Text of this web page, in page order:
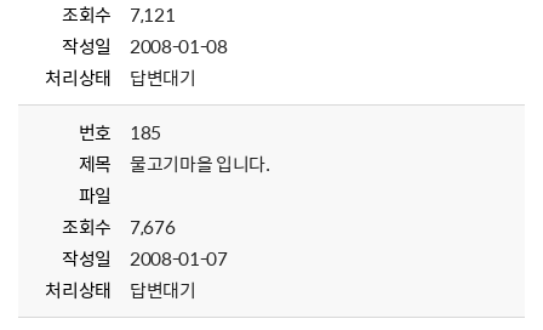
조회수
7,121
작성일
2008-01-08
처리상태
답변대기
번호
185
제목
물고기마을 입니다.
파일
조회수
7,676
작성일
2008-01-07
처리상태
답변대기